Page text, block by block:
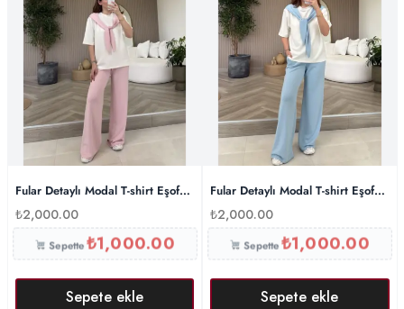
Fular Detaylı Modal T-shirt Eşofman Takım – Pembe
₺2,000.00
Sepette₺1,000.00
Sepete ekle
Fular Detaylı Modal T-shirt Eşofman
₺2,000.00
Sepette₺1,000.00
Sepete ekle